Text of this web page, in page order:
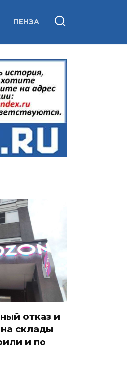
ПЕНЗА
отказ и
склады
и по